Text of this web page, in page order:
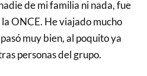
de mi familia ni nada, fue
ONCE. He viajado mucho
pasó muy bien, al poquito ya
personas del grupo.